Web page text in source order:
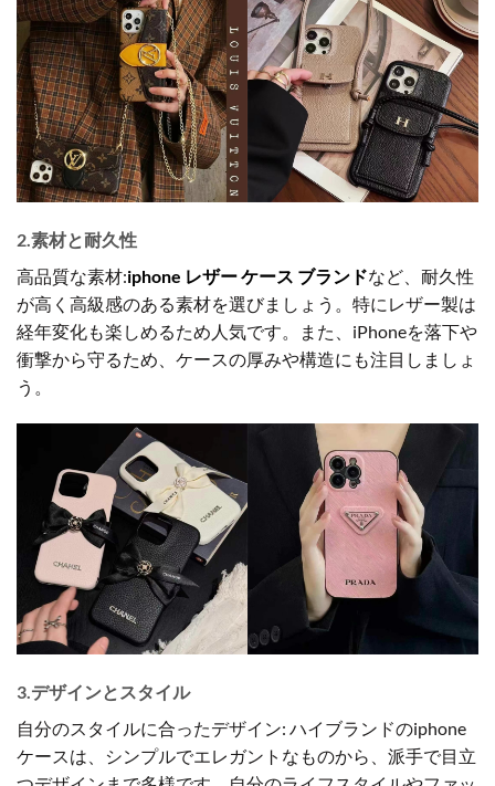
2.素材と耐久性
高品質な素材:iphone レザー ケース ブランドなど、耐久性
が高く高級感のある素材を選びましょう。特にレザー製は
経年変化も楽しめるため人気です。また、iPhoneを落下や
衝撃から守るため、ケースの厚みや構造にも注目しましょ
う。
3.デザインとスタイル
自分のスタイルに合ったデザイン: ハイブランドのiphone
ケースは、シンプルでエレガントなものから、派手で目立